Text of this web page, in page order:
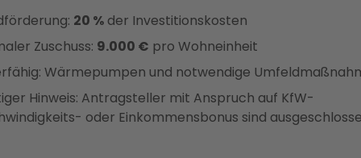
20 % der Investitionskosten
Zuschuss: 9.000 € pro Wohneinheit
Wärmepumpen und notwendige
Hinweis: Antragsteller mit Anspruch auf KfW-
oder Einkommensbonus sind